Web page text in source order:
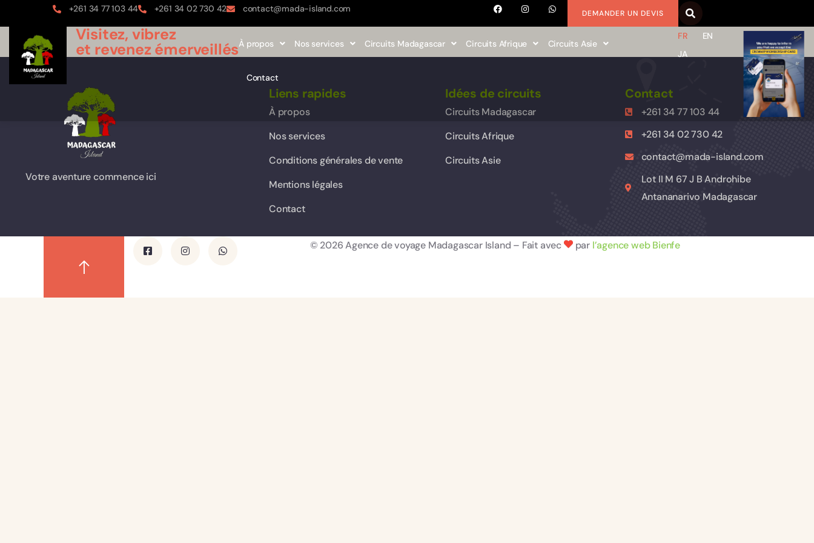
+261 34 77 103 44 +261 34 02 730 42 contact@mada-island.com DEMANDER UN DEVIS
Visitez, vibrez
et revenez émerveillésÀ propos Nos services Circuits Madagascar Circuits Afrique Circuits Asie
Contact
FR
EN
JA
Votre aventure commence ici
Liens rapides
À propos
Nos services
Conditions générales de vente
Mentions légales
Contact
Idées de circuits
Circuits Madagascar
Circuits Afrique
Circuits Asie
Contact
+261 34 77 103 44
+261 34 02 730 42
contact@mada-island.com
Lot II M 67 J B Androhibe
Antananarivo Madagascar
© 2026 Agence de voyage Madagascar Island – Fait avec par l’agence web Bienfe